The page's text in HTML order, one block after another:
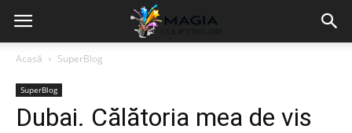
Acasă SuperBlog
SuperBlog
Dubai. Călătoria mea de vis